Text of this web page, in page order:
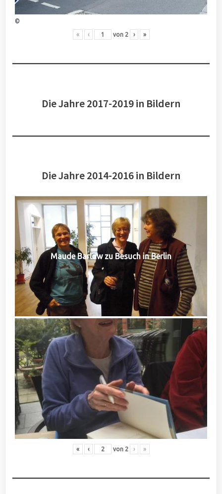
©
« ‹ von 2 › »
Die Jahre 2017-2019 in Bildern
Die Jahre 2014-2016 in Bildern
Maude Barlow zu Besuch in Berlin
« ‹ von 2 › »